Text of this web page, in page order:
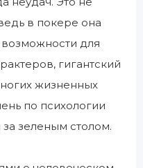
в покере она
для
гигантский
жизненных
по психологии
зеленым столом.